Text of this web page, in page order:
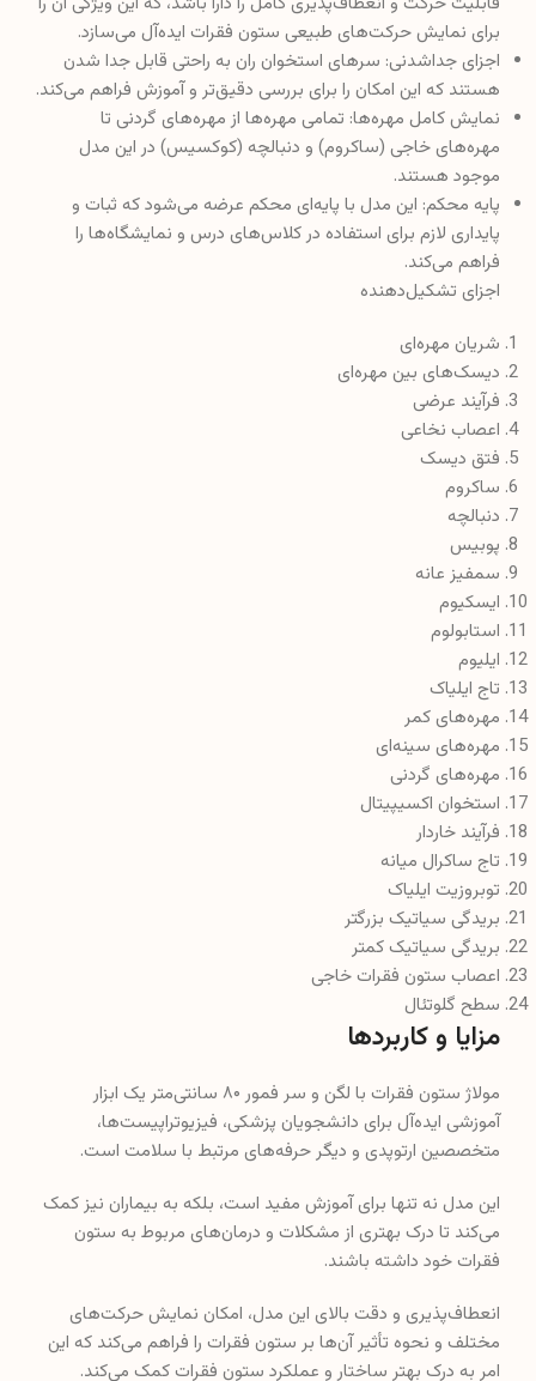
نمایش کامل مهره‌ها: تمامی مهره‌ها از مهره‌های گردنی تا
مهره‌های خاجی (ساکروم) و دنبالچه (کوکسیس) در این مدل
موجود هستند.
پایه محکم: این مدل با پایه‌ای محکم عرضه می‌شود که ثبات و
پایداری لازم برای استفاده در کلاس‌های درس و نمایشگاه‌ها را
فراهم می‌کند.
اجزای تشکیل‌دهنده
شریان مهره‌ای
دیسک‌های بین مهره‌ای
فرآیند عرضی
فتق دیسک
ساکروم
دنبالچه
پوبیس
سمفیز عانه
ایسکیوم
استابولوم
ایلیوم
تاج ایلیاک
مهره‌های کمر
مهره‌های سینه‌ای
مهره‌های گردنی
استخوان اکسیپیتال
فرآیند خاردار
تاج ساکرال میانه
توبروزیت ایلیاک
بریدگی سیاتیک بزرگتر
بریدگی سیاتیک کمتر
اعصاب ستون فقرات خاجی
سطح گلوتئال
مزایا و کاربردها
آموزشی ایده‌آل برای دانشجویان پزشکی، فیزیوتراپیست‌ها،
متخصصین ارتوپدی و دیگر حرفه‌های مرتبط با سلامت است.
این مدل نه تنها برای آموزش مفید است، بلکه به بیماران نیز کمک
می‌کند تا درک بهتری از مشکلات و درمان‌های مربوط به ستون
فقرات خود داشته باشند.
انعطاف‌پذیری و دقت بالای این مدل، امکان نمایش حرکت‌های
مختلف و نحوه تأثیر آن‌ها بر ستون فقرات را فراهم می‌کند که این
امر به درک بهتر ساختار و عملکرد ستون فقرات کمک می‌کند.
نتیجه‌گیری